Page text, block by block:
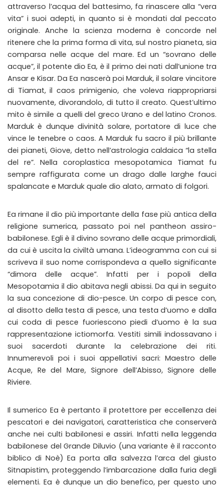
attraverso l’acqua del battesimo, fa rinascere alla “vera
vita” i suoi adepti, in quanto si è mondati dal peccato
originale. Anche la scienza moderna è concorde nel
ritenere che la prima forma di vita, sul nostro pianeta, sia
comparsa nelle acque del mare. Ed un “sovrano delle
acque”, il potente dio Ea, è il primo dei nati dall’unione tra
Ansar e Kisar. Da Ea nascerà poi Marduk, il solare vincitore
di Tiamat, il caos primigenio, che voleva riappropriarsi
nuovamente, divorandolo, di tutto il creato. Quest’ultimo
mito è simile a quelli del greco Urano e del latino Cronos.
Marduk è dunque divinità solare, portatore di luce che
vince le tenebre o caos. A Marduk fu sacro il più brillante
dei pianeti, Giove, detto nell’astrologia caldaica “la stella
del re”. Nella coroplastica mesopotamica Tiamat fu
sempre raffigurata come un drago dalle larghe fauci
spalancate e Marduk quale dio alato, armato di folgori.
Ea rimane il dio più importante della fase più antica della
religione sumerica, passato poi nel pantheon assiro-
babilonese. Egli è il divino sovrano delle acque primordiali,
da cui è uscita la civiltà umana. L’ideogramma con cui si
scriveva il suo nome corrispondeva a quello significante
“dimora delle acque”. Infatti per i popoli della
Mesopotamia il dio abitava negli abissi. Da qui in seguito
la sua concezione di dio-pesce. Un corpo di pesce con,
al disotto della testa di pesce, una testa d’uomo e dalla
cui coda di pesce fuoriescono piedi d’uomo è la sua
rappresentazione ictiomorfa. Vestiti simili indossavano i
suoi sacerdoti durante la celebrazione dei riti.
Innumerevoli poi i suoi appellativi sacri: Maestro delle
Acque, Re del Mare, Signore dell’Abisso, Signore delle
Riviere.
Il sumerico Ea è pertanto il protettore per eccellenza dei
pescatori e dei navigatori, caratteristica che conserverà
anche nei culti babilonesi e assiri. Infatti nella leggenda
babilonese del Grande Diluvio (una variante è il racconto
biblico di Noè) Ea porta alla salvezza l’arca del giusto
Sitnapistim, proteggendo l’imbarcazione dalla furia degli
elementi. Ea è dunque un dio benefico, per questo uno